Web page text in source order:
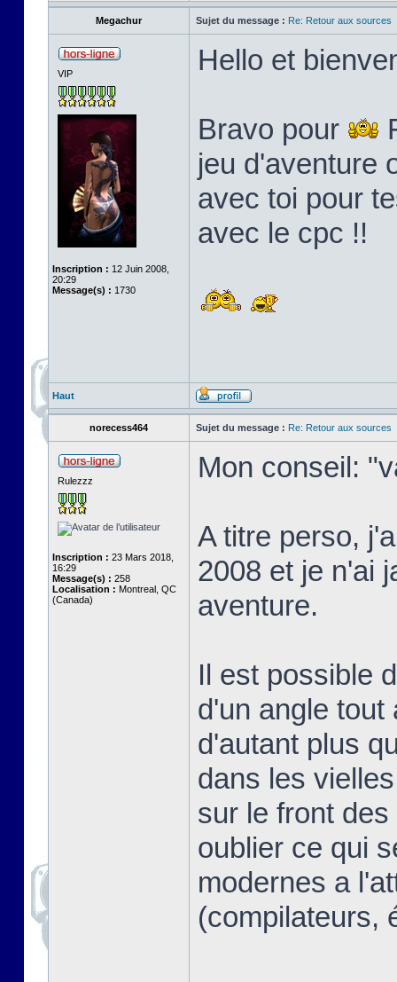
Megachur Sujet du message : Re: Retour aux sources
VIP
Inscription : 12 Juin 2008,
20:29
Message(s) : 1730
Hello et
Bravo pour
jeu d'aventure
avec toi pour
avec le cpc !!
Haut
norecess464 Sujet du message : Re: Retour aux sources
Rulezzz
Inscription : 23 Mars 2018,
16:29
Message(s) : 258
Localisation : Montreal, QC
(Canada)
Mon conseil:
A titre perso,
2008 et je n'ai
aventure.
Il est possible
d'un angle tout
d'autant plus
dans les
sur le front
oublier ce qui
modernes a
(compilateurs,